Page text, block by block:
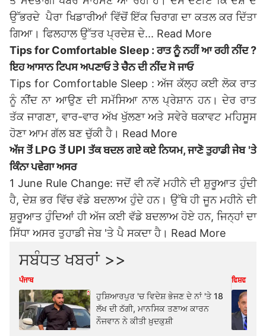
ਉੱਭਰਦੇ ਪੈਰਾ ਖਿਡਾਰੀਆਂ ਵਿੱਚੋਂ ਇੱਕ ਚਿਰਾਗ ਦਾ ਕਤਲ ਕਰ ਦਿੱਤਾ
ਗਿਆ। ਫਿਲਹਾਲ ਉੱਤਰ ਪ੍ਰਦੇਸ਼ ਦੇ... Read More
Tips for Comfortable Sleep : ਰਾਤ ਨੂੰ ਨਹੀਂ ਆ ਰਹੀ ਨੀਂਦ ?
ਇਹ ਆਸਾਨ ਟਿਪਸ ਅਪਣਾਓ ਤੇ ਚੈਨ ਦੀ ਨੀਂਦ ਸੋ ਜਾਓ
Tips for Comfortable Sleep : ਅੱਜ ਕੱਲ੍ਹ ਕਈ ਲੋਕ ਰਾਤ
ਨੂੰ ਨੀਂਦ ਨਾ ਆਉਣ ਦੀ ਸਮੱਸਿਆ ਨਾਲ ਪ੍ਰੇਸ਼ਾਨ ਹਨ। ਦੇਰ ਰਾਤ
ਤੱਕ ਜਾਗਣਾ, ਵਾਰ-ਵਾਰ ਅੱਖ ਖੁੱਲਣਾ ਅਤੇ ਸਵੇਰੇ ਥਕਾਵਟ ਮਹਿਸੂਸ
ਹੋਣਾ ਆਮ ਗੱਲ ਬਣ ਚੁੱਕੀ ਹੈ। Read More
ਅੱਜ ਤੋਂ LPG ਤੋਂ UPI ਤੱਕ ਬਦਲ ਗਏ ਕਏ ਨਿਯਮ, ਜਾਣੋ ਤੁਹਾਡੀ ਜੇਬ 'ਤੇ
ਕਿੰਨਾ ਪਵੇਗਾ ਅਸਰ
1 June Rule Change: ਜਦੋਂ ਵੀ ਨਵੇਂ ਮਹੀਨੇ ਦੀ ਸ਼ੁਰੂਆਤ ਹੁੰਦੀ
ਹੈ, ਦੇਸ਼ ਭਰ ਵਿੱਚ ਵੱਡੇ ਬਦਲਾਅ ਹੁੰਦੇ ਹਨ। ਉੱਥੇ ਹੀ ਜੂਨ ਮਹੀਨੇ ਦੀ
ਸ਼ੁਰੂਆਤ ਹੁੰਦਿਆਂ ਹੀ ਅੱਜ ਕਈ ਵੱਡੇ ਬਦਲਾਅ ਹੋਏ ਹਨ, ਜਿਨ੍ਹਾਂ ਦਾ
ਸਿੱਧਾ ਅਸਰ ਤੁਹਾਡੀ ਜੇਬ 'ਤੇ ਪੈ ਸਕਦਾ ਹੈ। Read More
ਸਬੰਧਤ ਖਬਰਾਂ >>
ਪੰਜਾਬ
ਹੁਸ਼ਿਆਰਪੁਰ 'ਚ ਵਿਦੇਸ਼ ਭੇਜਣ ਦੇ ਨਾਂ 'ਤੇ 18
ਲੱਖ ਦੀ ਠੱਗੀ, ਮਾਨਸਿਕ ਤਣਾਅ ਕਾਰਨ
ਨੌਜਵਾਨ ਨੇ ਕੀਤੀ ਖ਼ੁਦਕੁਸ਼ੀ
ਵਿਸ਼ਵ